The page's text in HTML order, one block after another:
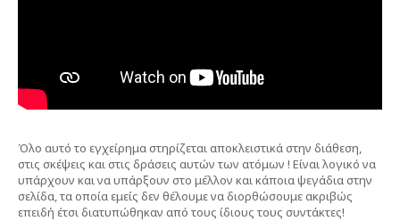
Όλο αυτό το εγχείρημα στηρίζεται αποκλειστικά στην διάθεση,
στις σκέψεις και στις δράσεις αυτών των ατόμων ! Είναι λογικό να
υπάρχουν και να υπάρξουν στο μέλλον και κάποια ψεγάδια στην
σελίδα, τα οποία εμείς δεν θέλουμε να διορθώσουμε ακριβώς
επειδή έτσι διατυπώθηκαν από τους ίδιους τους συντάκτες!